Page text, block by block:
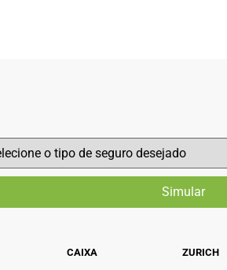
CAIXA ZURICH